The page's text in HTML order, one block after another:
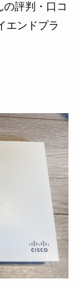
評判・口コ
エンドプラ